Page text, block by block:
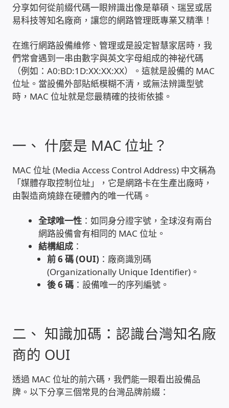
自動控制PLC專案設計-實績案例
雲端儲值型電表
電子鎖安裝-實績案例
徵 伙伴
公益贊助、社會貢獻
聯盟合作包商
家庭水電修繕
電腦維修銷售
電腦維護合約
電腦租賃方案
分享如何從前綴代碼一眼辨識出像是華碩、瑞昱或居
易科技等知名廠商，讓您的網路管理既專業又精準！
在進行網路設備維修、管理或是設定智慧家居時，我
們常會遇到一串由數字與英文字母組成的神祕代碼
（例如：A0:BD:1D:XX:XX:XX）。這就是設備的 MAC
位址。當設備外部貼紙模糊不清，或無法辨識型號
時，MAC 位址就是您最精確的技術依據。
一、 什麼是 MAC 位址？
MAC 位址 (Media Access Control Address) 中文稱為
「媒體存取控制位址」，它是網路卡在生產出廠時，
由製造商燒錄在硬體內的唯一代碼。
全球唯一性 ：如同身分證字號，全球沒有兩台
網路設備會有相同的 MAC 位址。
結構組成 ：
前 6 碼 (OUI) ：廠商識別碼
(Organizationally Unique Identifier)。
後 6 碼 ：設備唯一的序列編號。
二、 知識加碼：認識台灣知名廠
商的 OUI
透過 MAC 位址的前六碼，我們能一眼看出設備品
牌。以下分享三個常見的台灣品牌前綴：